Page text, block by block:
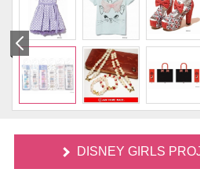
DISNEY GIRLS